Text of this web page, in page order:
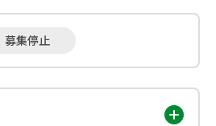
募集停止